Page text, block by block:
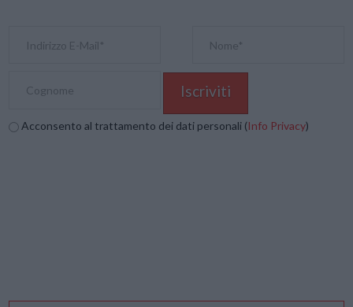
Acconsento al trattamento dei dati personali (Info Privacy)